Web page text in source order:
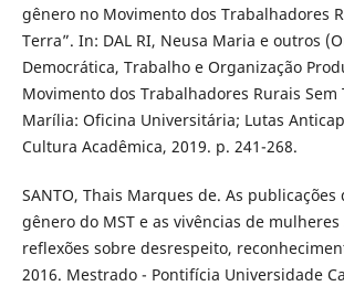
gênero no Movimento dos Trabalhadores
Terra”. In: DAL RI, Neusa Maria e outros
Democrática, Trabalho e Organização
Movimento dos Trabalhadores Rurais Sem
Marília: Oficina Universitária; Lutas
Cultura Acadêmica, 2019. p. 241-268.
SANTO, Thais Marques de. As publicações
gênero do MST e as vivências de mulheres
reflexões sobre desrespeito,
2016. Mestrado - Pontifícia Universidade